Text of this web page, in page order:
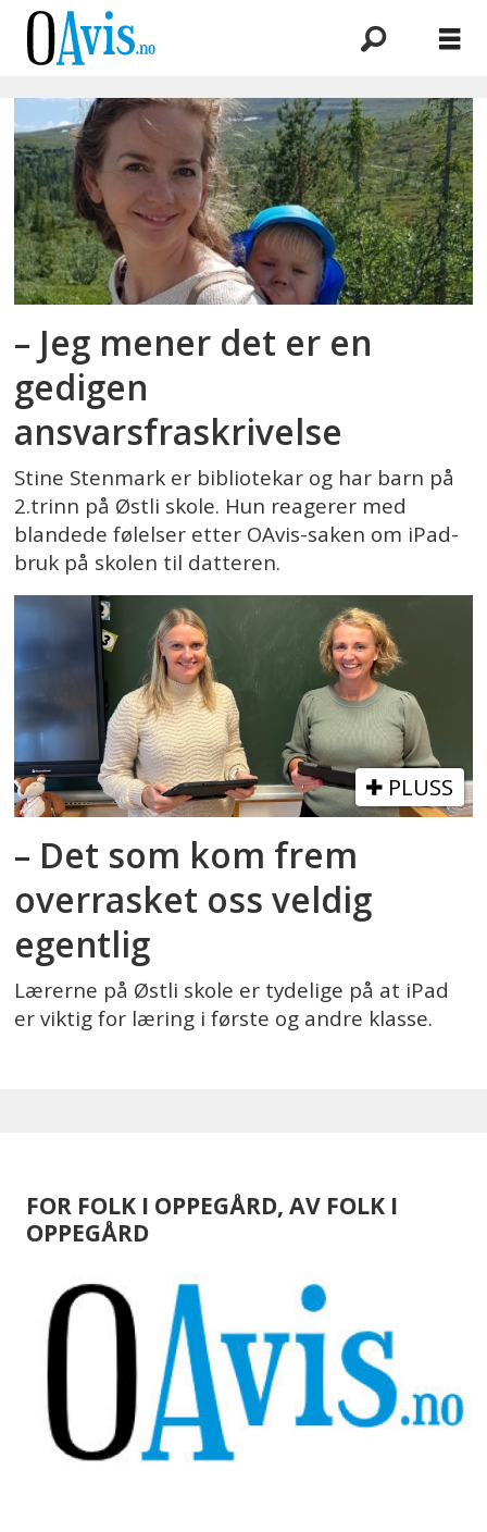
Emne:
skjermbruk
– Jeg mener det er en
gedigen
ansvarsfraskrivelse
Stine Stenmark er bibliotekar og har barn på
2.trinn på Østli skole. Hun reagerer med
blandede følelser etter OAvis-saken om iPad-
bruk på skolen til datteren.
PLUSS
– Det som kom frem
overrasket oss veldig
egentlig
Lærerne på Østli skole er tydelige på at iPad
er viktig for læring i første og andre klasse.
FOR FOLK I OPPEGÅRD, AV FOLK I
OPPEGÅRD